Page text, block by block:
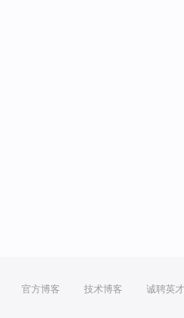
官方博客 技术博客 诚聘英才